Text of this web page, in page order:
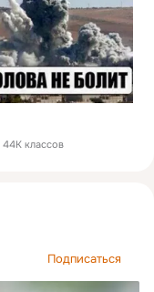
44K классов
Подписаться